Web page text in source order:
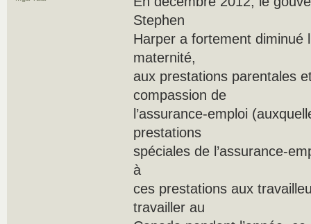
Stephen
Harper a fortement diminué
maternité,
aux prestations parentales
compassion de
l’assurance-emploi
prestations
spéciales de l’assurance-
à
ces prestations aux
travailler au